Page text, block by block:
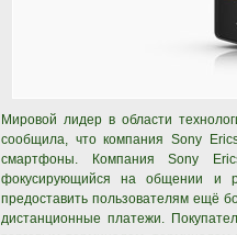
Мировой лидер в области
сообщила, что компания Sony
смартфоны. Компания Sony
фокусирующийся на общении и
предоставить пользователям ещё
дистанционные платежи.